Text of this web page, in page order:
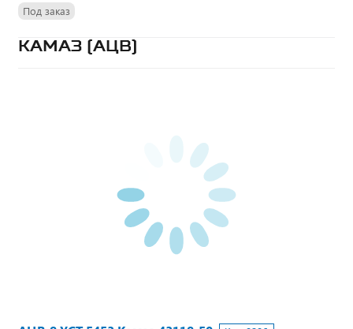
Под заказ
КАМАЗ (АЦВ)